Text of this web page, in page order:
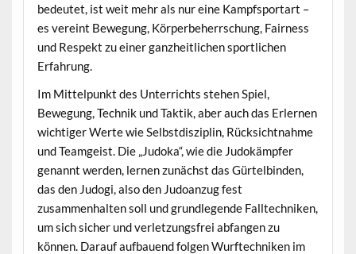
bedeutet, ist weit mehr als nur eine Kampfsportart –
es vereint Bewegung, Körperbeherrschung, Fairness
und Respekt zu einer ganzheitlichen sportlichen
Erfahrung.
Im Mittelpunkt des Unterrichts stehen Spiel,
Bewegung, Technik und Taktik, aber auch das Erlernen
wichtiger Werte wie Selbstdisziplin, Rücksichtnahme
und Teamgeist. Die „Judoka“, wie die Judokämpfer
genannt werden, lernen zunächst das Gürtelbinden,
das den Judogi, also den Judoanzug fest
zusammenhalten soll und grundlegende Falltechniken,
um sich sicher und verletzungsfrei abfangen zu
können. Darauf aufbauend folgen Wurftechniken im